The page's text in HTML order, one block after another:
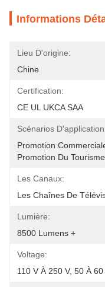
Informations
Lieu D'origine:
Chine
Certification:
CE UL UKCA SAA
Scénarios
Promotion
Promotion Du
Les Canaux:
Les Chaînes De
Lumière:
8500 Lumens +
Voltage:
110 V À 250 V, 50 À 60